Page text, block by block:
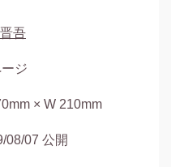
吾
ジ
× W 210mm
08/07 公開